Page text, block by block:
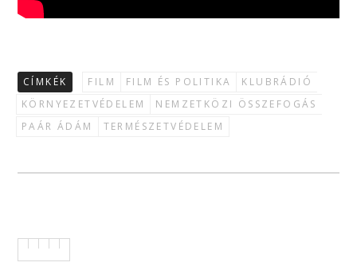
CÍMKÉK FILM FILM ÉS POLITIKA
KLUBRÁDIÓ
KÖRNYEZETVÉDELEM
NEMZETKÖZI ÖSSZEFOGÁS
PAÁR ÁDÁM
TERMÉSZETVÉDELEM